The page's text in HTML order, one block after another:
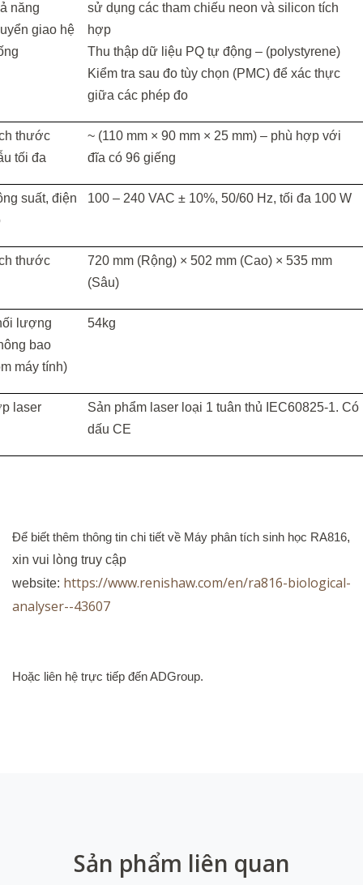
năng
giao hệ
sử dụng các tham chiếu neon và silicon tích
hợp
Thu thập dữ liệu PQ tự động – (polystyrene)
Kiểm tra sau đo tùy chọn (PMC) để xác thực
giữa các phép đo
thước
tối đa
~ (110 mm × 90 mm × 25 mm) – phù hợp với
đĩa có 96 giếng
suất, điện
100 – 240 VAC ± 10%, 50/60 Hz, tối đa 100 W
thước
720 mm (Rộng) × 502 mm (Cao) × 535 mm
(Sâu)
lượng
bao
máy tính)
54kg
laser
Sản phẩm laser loại 1 tuân thủ IEC60825-1. Có
dấu CE
Để biết thêm thông tin chi tiết về Máy phân tích sinh học RA816,
xin vui lòng truy cập
website: https://www.renishaw.com/en/ra816-biological-
analyser--43607
Hoặc liên hệ trực tiếp đến ADGroup.
Sản phẩm liên quan